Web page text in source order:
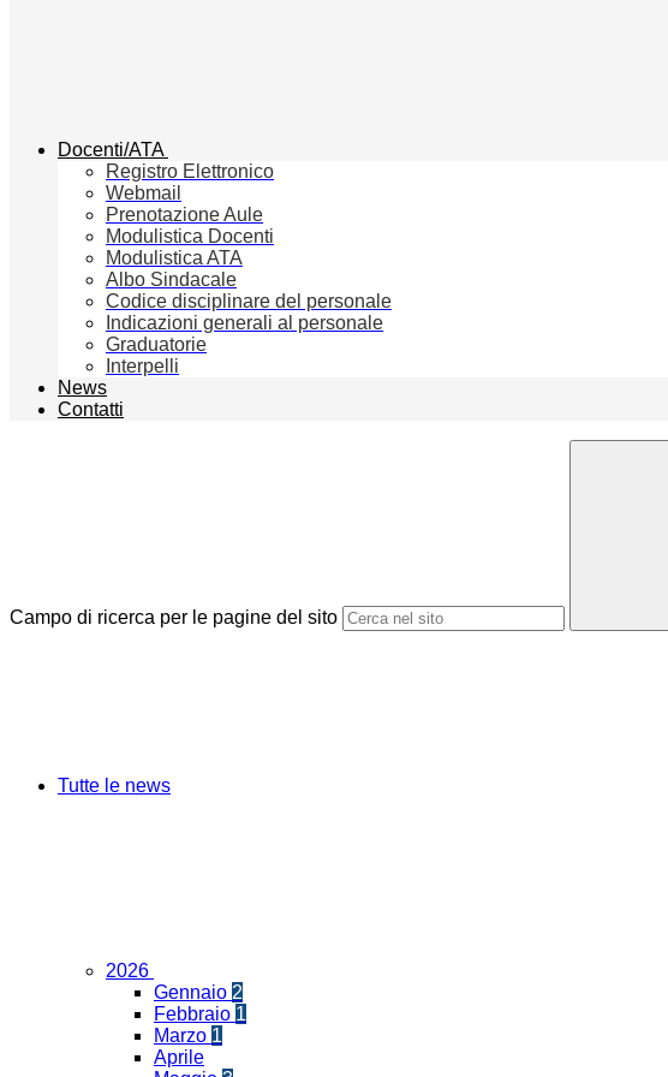
Docenti/ATA
Registro Elettronico
Webmail
Prenotazione Aule
Modulistica Docenti
Modulistica ATA
Albo Sindacale
Codice disciplinare del personale
Indicazioni generali al personale
Graduatorie
Interpelli
News
Contatti
Campo di ricerca per le pagine del sito
Tutte le news
2026
Gennaio 2
Febbraio 1
Marzo 1
Aprile